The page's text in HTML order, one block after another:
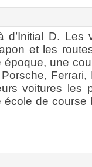
d’Initial D. Les
et les
époque, une
voitures les
de